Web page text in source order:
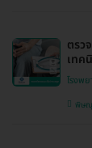
ตรว
เทค
โรงพ
พิษ